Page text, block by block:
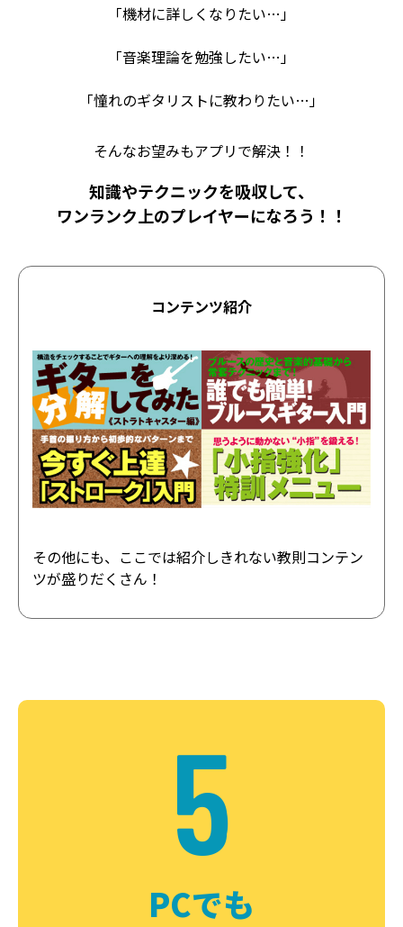
「機材に詳しくなりたい…」
「音楽理論を勉強したい…」
「憧れのギタリストに教わりたい…」
そんなお望みもアプリで解決！！
知識やテクニックを吸収して、
ワンランク上のプレイヤーになろう！！
コンテンツ紹介
その他にも、ここでは紹介しきれない教則コンテン
ツが盛りだくさん！
5
PCでも